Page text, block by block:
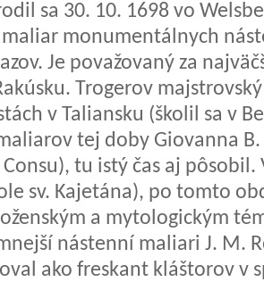
sa 30. 10. 1698 vo
monumentálnych
Je považovaný za
Trogerov
v Taliansku (školil sa v
tej doby Giovanna
tu istý čas aj
sv. Kajetána), po tomto
a mytologickým
nástenní maliari J. M.
ako freskant kláštorov v